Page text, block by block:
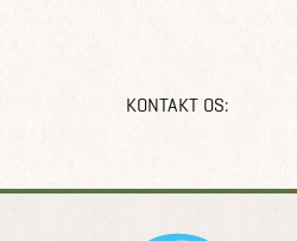
KONTAKT OS: